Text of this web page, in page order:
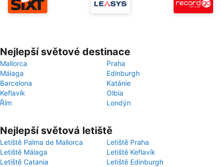
Nejlepší světové destinace
Mallorca
Praha
Málaga
Edinburgh
Barcelona
Katánie
Keflavík
Olbia
Řím
Londýn
Nejlepší světová letiště
Letiště Palma de Mallorca
Letiště Praha
Letiště Málaga
Letiště Keflavík
Letiště Catania
Letiště Edinburgh